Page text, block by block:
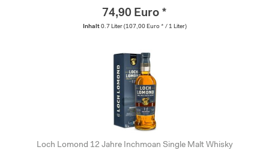
74,90 Euro *
Inhalt 0.7 Liter (107,00 Euro * / 1 Liter)
Loch Lomond 12 Jahre Inchmoan Single Malt Whisky